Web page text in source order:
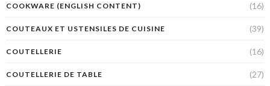
COOKWARE (ENGLISH CONTENT) (16)
COUTEAUX ET USTENSILES DE CUISINE (39)
COUTELLERIE (16)
COUTELLERIE DE TABLE (27)